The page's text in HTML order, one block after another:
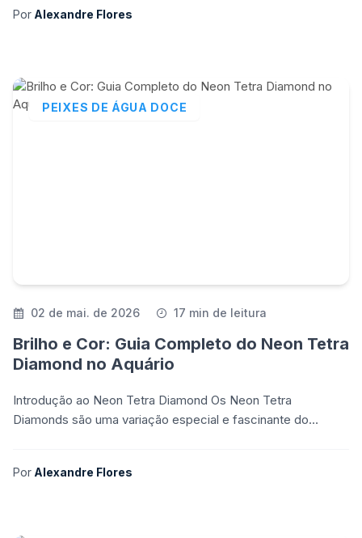
Por Alexandre Flores
PEIXES DE ÁGUA DOCE
02 de mai. de 2026 17 min de leitura
Brilho e Cor: Guia Completo do Neon Tetra
Diamond no Aquário
Introdução ao Neon Tetra Diamond Os Neon Tetra
Diamonds são uma variação especial e fascinante do
Por Alexandre Flores